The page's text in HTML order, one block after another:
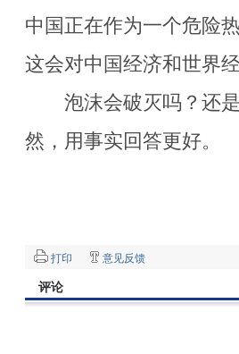
中国正在作为一个危险
这会对中国经济和世界
泡沫会破灭吗？还是
然，用事实回答更好。
打印 意见反馈
评论